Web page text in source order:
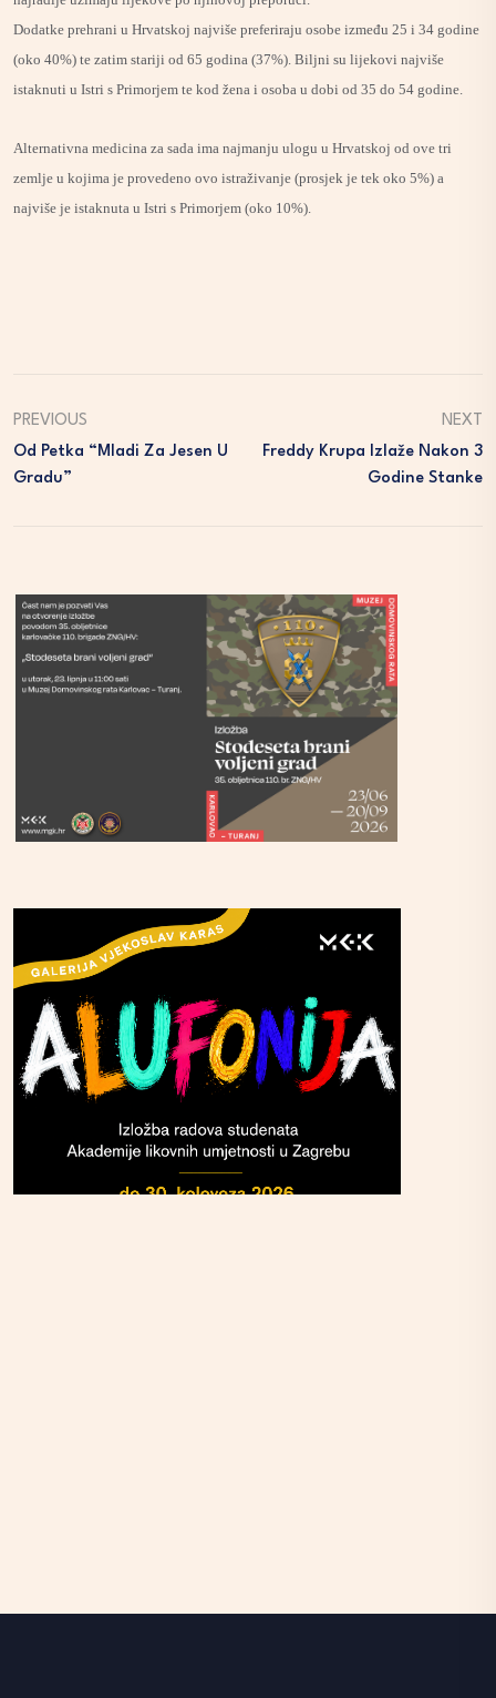
Dodatke prehrani u Hrvatskoj najviše preferiraju osobe između 25 i 34 godine
(oko 40%) te zatim stariji od 65 godina (37%). Biljni su lijekovi najviše
istaknuti u Istri s Primorjem te kod žena i osoba u dobi od 35 do 54 godine.
Alternativna medicina za sada ima najmanju ulogu u Hrvatskoj od ove tri
zemlje u kojima je provedeno ovo istraživanje (prosjek je tek oko 5%) a
najviše je istaknuta u Istri s Primorjem (oko 10%).
PREVIOUS
Od Petka “Mladi Za Jesen U
Gradu”
NEXT
Freddy Krupa Izlaže Nakon 3
Godine Stanke